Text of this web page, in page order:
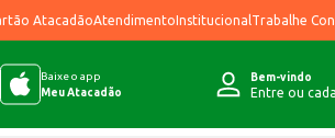
AtacadãoAtendimentoInstitucional Trabalhe
Baixe o app
Meu Atacadão
Bem-vindo
Entre ou